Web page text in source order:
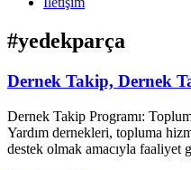
#yedekparça
Dernek Takip, Dernek
Dernek Takip Programı:
Yardım dernekleri, topluma
destek olmak amacıyla faaliyet